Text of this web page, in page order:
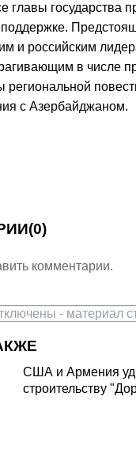
главы государства
и российским
в числе
с Азербайджаном.
(0)
комментарии.
- материал
США и Армения
строительству